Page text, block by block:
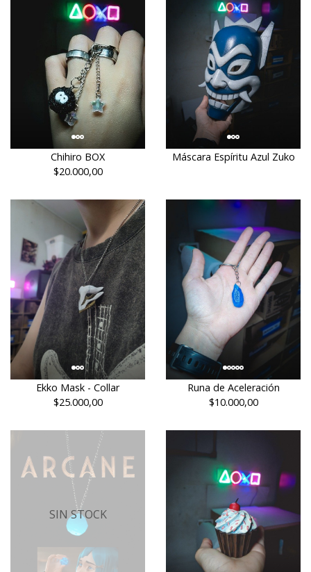
Chihiro BOX
$20.000,00
Máscara Espíritu Azul Zuko
Ekko Mask - Collar
$25.000,00
Runa de Aceleración
$10.000,00
SIN STOCK